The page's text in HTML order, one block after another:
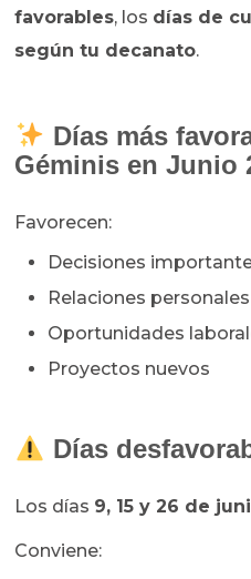
favorables, los días de
según tu decanato.
Días más
Géminis en Junio
Favorecen:
Decisiones
Relaciones personales
Oportunidades
Proyectos nuevos
Días
Los días 9, 15 y 26 de
Conviene: